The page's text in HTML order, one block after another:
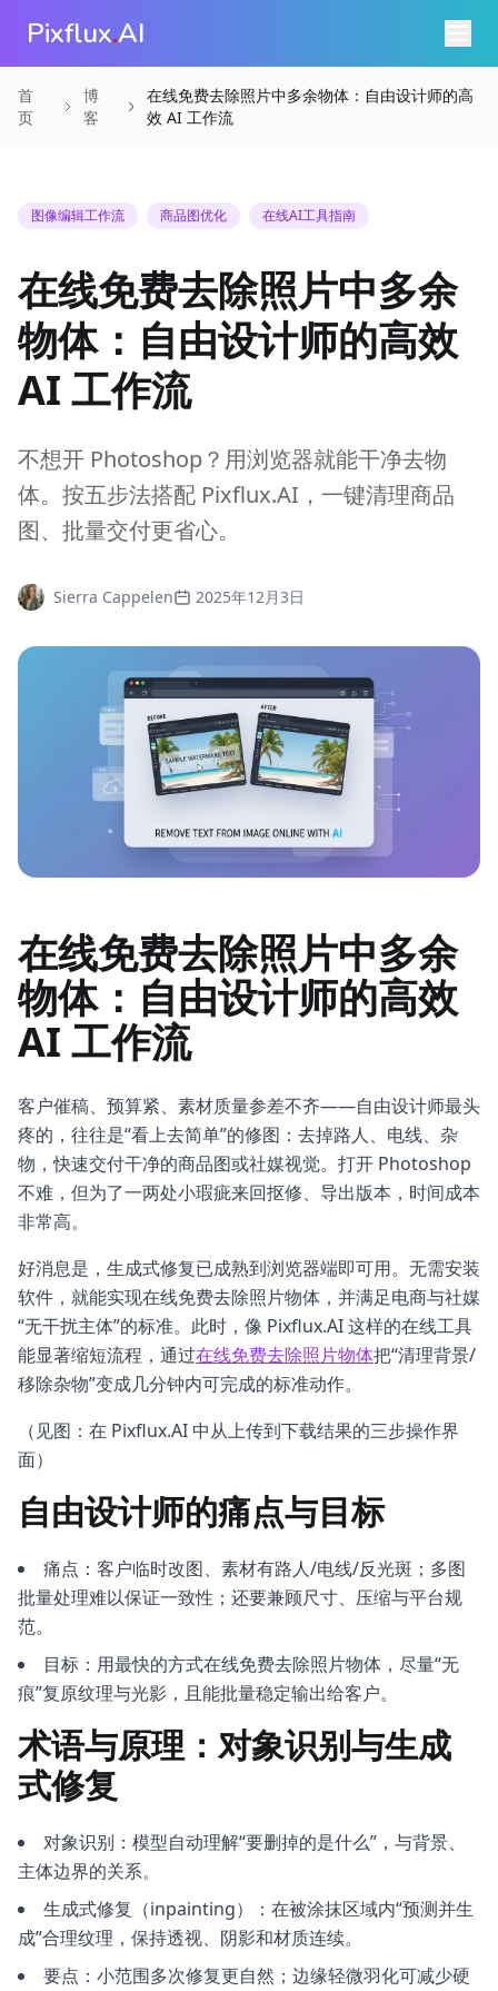
Pixflux.AI
首
页
博
客
在线免费去除照片中多余物体：自由设计师的高
效 AI 工作流
图像编辑工作流 商品图优化 在线AI工具指南
在线免费去除照片中多余
物体：自由设计师的高效
AI 工作流
不想开 Photoshop？用浏览器就能干净去物
体。按五步法搭配 Pixflux.AI，一键清理商品
图、批量交付更省心。
Sierra Cappelen 2025年12月3日
在线免费去除照片中多余
物体：自由设计师的高效
AI 工作流
客户催稿、预算紧、素材质量参差不齐——自由设计师最头
疼的，往往是“看上去简单”的修图：去掉路人、电线、杂
物，快速交付干净的商品图或社媒视觉。打开 Photoshop
不难，但为了一两处小瑕疵来回抠修、导出版本，时间成本
非常高。
好消息是，生成式修复已成熟到浏览器端即可用。无需安装
软件，就能实现在线免费去除照片物体，并满足电商与社媒
“无干扰主体”的标准。此时，像 Pixflux.AI 这样的在线工具
能显著缩短流程，通过在线免费去除照片物体把“清理背景/
移除杂物”变成几分钟内可完成的标准动作。
（见图：在 Pixflux.AI 中从上传到下载结果的三步操作界
面）
自由设计师的痛点与目标
痛点：客户临时改图、素材有路人/电线/反光斑；多图
批量处理难以保证一致性；还要兼顾尺寸、压缩与平台规
范。
目标：用最快的方式在线免费去除照片物体，尽量“无
痕”复原纹理与光影，且能批量稳定输出给客户。
术语与原理：对象识别与生成
式修复
对象识别：模型自动理解“要删掉的是什么”，与背景、
主体边界的关系。
生成式修复（inpainting）：在被涂抹区域内“预测并生
成”合理纹理，保持透视、阴影和材质连续。
要点：小范围多次修复更自然；边缘轻微羽化可减少硬